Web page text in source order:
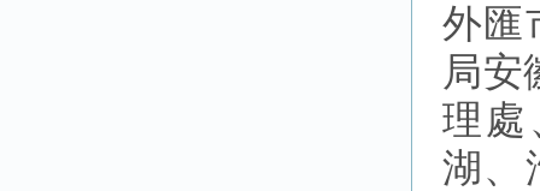
外匯
局安
理處
湖、